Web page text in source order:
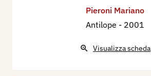
Pieroni Mariano
Antilope - 2001
Visualizza scheda